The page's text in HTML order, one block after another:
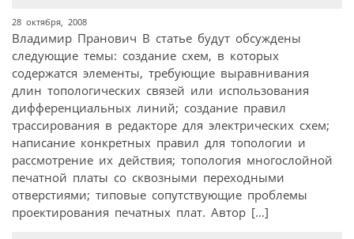
28 октября, 2008
Владимир Пранович В статье будут обсуждены
следующие темы: создание схем, в которых
содержатся элементы, требующие выравнивания
длин топологических связей или использования
дифференциальных линий; создание правил
трассирования в редакторе для электрических схем;
написание конкретных правил для топологии и
рассмотрение их действия; топология многослойной
печатной платы со сквозными переходными
отверстиями; типовые сопутствующие проблемы
проектирования печатных плат. Автор […]